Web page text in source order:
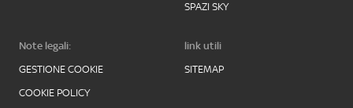
SPAZI SKY
Note legali:
GESTIONE COOKIE
COOKIE POLICY
link utili
SITEMAP